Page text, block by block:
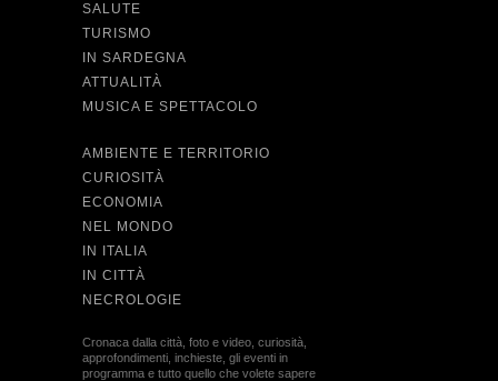
SALUTE
TURISMO
IN SARDEGNA
ATTUALITÀ
MUSICA E SPETTACOLO
AMBIENTE E TERRITORIO
CURIOSITÀ
ECONOMIA
NEL MONDO
IN ITALIA
IN CITTÀ
NECROLOGIE
Cronaca dalla città, foto e video, curiosità,
approfondimenti, inchieste, gli eventi in
programma e tutto quello che volete sapere